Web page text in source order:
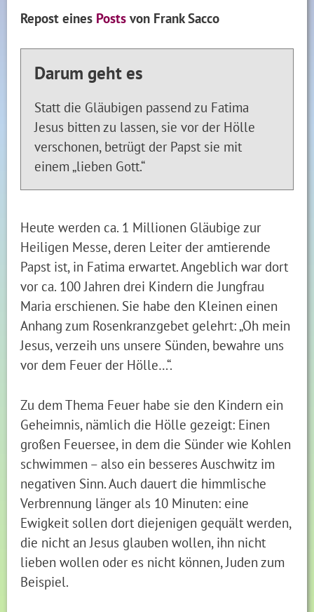
Repost eines Postsvon Frank Sacco
Darum geht es
Statt die Gläubigen passend zu Fatima
Jesus bitten zu lassen, sie vor der Hölle
verschonen, betrügt der Papst sie mit
einem „lieben Gott.“
Heute werden ca. 1 Millionen Gläubige zur
Heiligen Messe, deren Leiter der amtierende
Papst ist, in Fatima erwartet. Angeblich war dort
vor ca. 100 Jahren drei Kindern die Jungfrau
Maria erschienen. Sie habe den Kleinen einen
Anhang zum Rosenkranzgebet gelehrt: „Oh mein
Jesus, verzeih uns unsere Sünden, bewahre uns
vor dem Feuer der Hölle…“.
Zu dem Thema Feuer habe sie den Kindern ein
Geheimnis, nämlich die Hölle gezeigt: Einen
großen Feuersee, in dem die Sünder wie Kohlen
schwimmen – also ein besseres Auschwitz im
negativen Sinn. Auch dauert die himmlische
Verbrennung länger als 10 Minuten: eine
Ewigkeit sollen dort diejenigen gequält werden,
die nicht an Jesus glauben wollen, ihn nicht
lieben wollen oder es nicht können, Juden zum
Beispiel.